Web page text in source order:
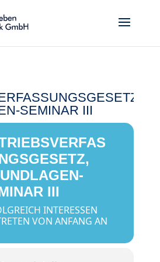
SEMINAR III
III
INTERESSEN
VON ANFANG AN